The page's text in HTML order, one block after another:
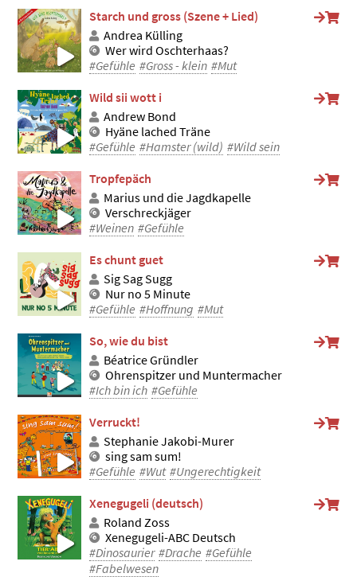
Starch und gross (Szene + Lied)
Andrea Külling
Wer wird Oschterhaas?
#Gefühle #Gross - klein #Mut
Wild sii wott i
Andrew Bond
Hyäne lached Träne
#Gefühle #Hamster (wild) #Wild sein
Tropfepäch
Marius und die Jagdkapelle
Verschreckjäger
#Weinen #Gefühle
Es chunt guet
Sig Sag Sugg
Nur no 5 Minute
#Gefühle #Hoffnung #Mut
So, wie du bist
Béatrice Gründler
Ohrenspitzer und Muntermacher
#Ich bin ich #Gefühle
Verruckt!
Stephanie Jakobi-Murer
sing sam sum!
#Gefühle #Wut #Ungerechtigkeit
Xenegugeli (deutsch)
Roland Zoss
Xenegugeli-ABC Deutsch
#Dinosaurier #Drache #Gefühle
#Fabelwesen